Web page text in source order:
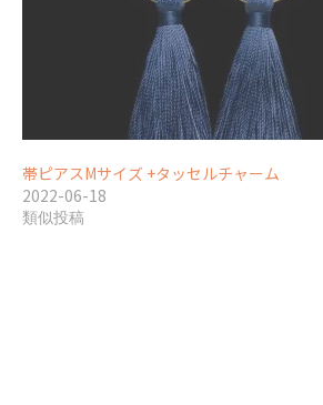
帯ピアスMサイズ +タッセルチャーム
2022-06-18
類似投稿